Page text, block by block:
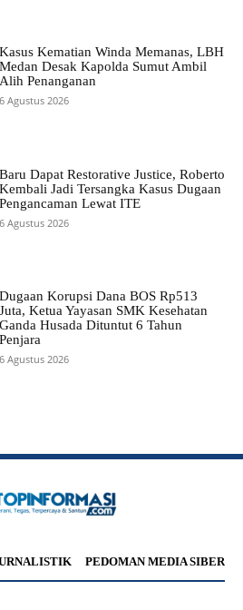
Kasus Kematian Winda Memanas, LBH
Medan Desak Kapolda Sumut Ambil
Alih Penanganan
6 Agustus 2026
Baru Dapat Restorative Justice, Roberto
Kembali Jadi Tersangka Kasus Dugaan
Pengancaman Lewat ITE
6 Agustus 2026
Dugaan Korupsi Dana BOS Rp513
Juta, Ketua Yayasan SMK Kesehatan
Ganda Husada Dituntut 6 Tahun
Penjara
6 Agustus 2026
PEDOMAN MEDIA SIBER